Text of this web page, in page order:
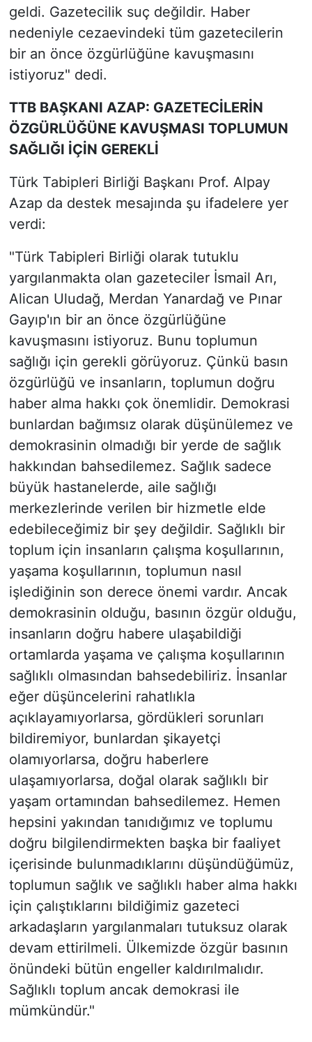
geldi. Gazetecilik suç değildir. Haber
nedeniyle cezaevindeki tüm gazetecilerin
bir an önce özgürlüğüne kavuşmasını
istiyoruz" dedi.
TTB BAŞKANI AZAP: GAZETECİLERİN
ÖZGÜRLÜĞÜNE KAVUŞMASI TOPLUMUN
SAĞLIĞI İÇİN GEREKLİ
Türk Tabipleri Birliği Başkanı Prof. Alpay
Azap da destek mesajında şu ifadelere yer
verdi:
"Türk Tabipleri Birliği olarak tutuklu
yargılanmakta olan gazeteciler İsmail Arı,
Alican Uludağ, Merdan Yanardağ ve Pınar
Gayıp'ın bir an önce özgürlüğüne
kavuşmasını istiyoruz. Bunu toplumun
sağlığı için gerekli görüyoruz. Çünkü basın
özgürlüğü ve insanların, toplumun doğru
haber alma hakkı çok önemlidir. Demokrasi
bunlardan bağımsız olarak düşünülemez ve
demokrasinin olmadığı bir yerde de sağlık
hakkından bahsedilemez. Sağlık sadece
büyük hastanelerde, aile sağlığı
merkezlerinde verilen bir hizmetle elde
edebileceğimiz bir şey değildir. Sağlıklı bir
toplum için insanların çalışma koşullarının,
yaşama koşullarının, toplumun nasıl
işlediğinin son derece önemi vardır. Ancak
demokrasinin olduğu, basının özgür olduğu,
insanların doğru habere ulaşabildiği
ortamlarda yaşama ve çalışma koşullarının
sağlıklı olmasından bahsedebiliriz. İnsanlar
eğer düşüncelerini rahatlıkla
açıklayamıyorlarsa, gördükleri sorunları
bildiremiyor, bunlardan şikayetçi
olamıyorlarsa, doğru haberlere
ulaşamıyorlarsa, doğal olarak sağlıklı bir
yaşam ortamından bahsedilemez. Hemen
hepsini yakından tanıdığımız ve toplumu
doğru bilgilendirmekten başka bir faaliyet
içerisinde bulunmadıklarını düşündüğümüz,
toplumun sağlık ve sağlıklı haber alma hakkı
için çalıştıklarını bildiğimiz gazeteci
arkadaşların yargılanmaları tutuksuz olarak
devam ettirilmeli. Ülkemizde özgür basının
önündeki bütün engeller kaldırılmalıdır.
Sağlıklı toplum ancak demokrasi ile
mümkündür."